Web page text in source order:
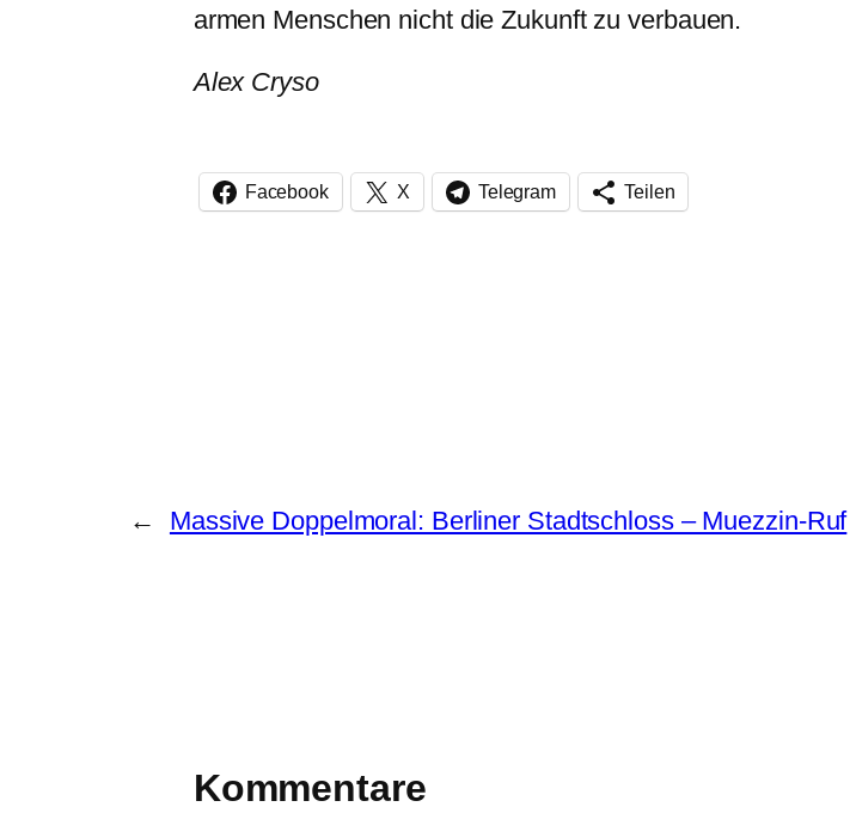
armen Menschen nicht die Zukunft zu verbauen.
Alex Cryso
Facebook X Telegram Teilen
← Massive Doppelmoral: Berliner Stadtschloss – Muezzin-Ruf
Kommentare